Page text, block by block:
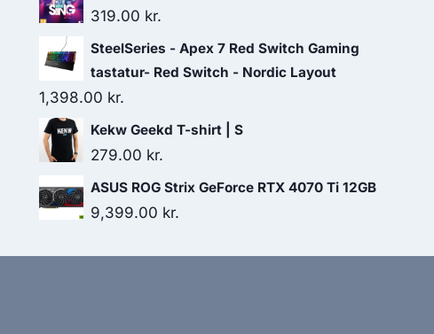
319.00 kr.
SteelSeries - Apex 7 Red Switch Gaming
tastatur- Red Switch - Nordic Layout
1,398.00 kr.
Kekw Geekd T-shirt | S
279.00 kr.
ASUS ROG Strix GeForce RTX 4070 Ti 12GB
9,399.00 kr.